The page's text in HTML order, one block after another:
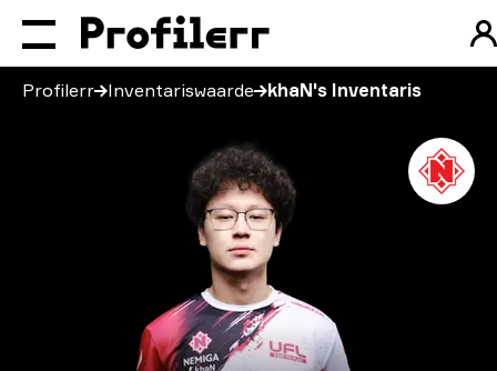
Profilerr Inventariswaarde khaN's Inventaris